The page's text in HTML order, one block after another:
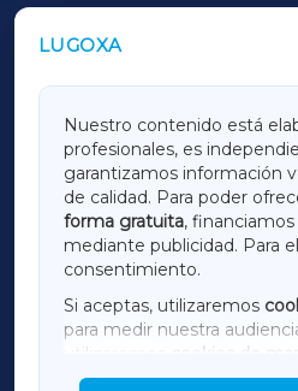
LUGOXA
Nuestro contenido está
profesionales, es
garantizamos información
de calidad. Para poder
forma gratuita,
mediante publicidad. Para
consentimiento.
Si aceptas, utilizaremos
para medir nuestra
utilizaremos
cookies de
mostrar publicidad de
OUTROS PERIÓDICOS